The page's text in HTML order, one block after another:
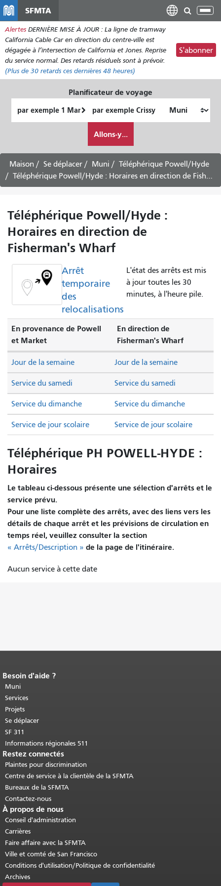
contenu
principal
SFMTA
Alertes DERNIÈRE MISE À JOUR : La ligne de tramway
California Cable Car en direction du centre-ville est
dégagée à l’intersection de California et Jones. Reprise
du service normal. Des retards résiduels sont à prévoir.
(Plus de 30 retards ces dernières 48 heures)
S'abonner
Planificateur de voyage
de
final
je
veux
voyager
Allons-y...
Maison Se déplacer Muni
Téléphérique Powell/Hyde
Téléphérique Powell/Hyde : Horaires en direction de Fisherman's Wharf
Téléphérique Powell/Hyde :
Horaires en direction de
Fisherman's Wharf
Arrêt
temporaire
des
relocalisations
L'état des arrêts est mis
à jour toutes les 30
minutes, à l'heure pile.
En provenance de Powell
et Market
En direction de
Fisherman's Wharf
Service du samedi Service du samedi
Service du dimanche Service du dimanche
Jour de la semaine Jour de la semaine
Service de jour scolaire Service de jour scolaire
Téléphérique PH POWELL-HYDE :
Horaires
Le tableau ci-dessous présente une sélection d'arrêts et le
service prévu.
Pour une liste complète des arrêts, avec des liens vers les
détails de chaque arrêt et les prévisions de circulation en
temps réel, veuillez consulter la section
« Arrêts/Description » de la page de l'itinéraire.
Aucun service à cette date
Fin du contenu de la page.
cette page se répète sur chaque page.
Retour au haut du contenu principal
Besoin d'aide ?
Muni
Services
Projets
Se déplacer
SF 311
Informations régionales 511
Restez connectés
Plaintes pour discrimination
Centre de service à la clientèle de la SFMTA
Bureaux de la SFMTA
Contactez-nous
À propos de nous
Conseil d'administration
Carrières
Faire affaire avec la SFMTA
Ville et comté de San Francisco
Conditions d'utilisation/Politique de confidentialité
Archives